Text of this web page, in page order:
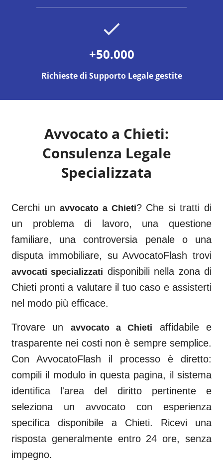
+50.000
Richieste di Supporto Legale gestite
Avvocato a Chieti:
Consulenza Legale
Specializzata
Cerchi un avvocato a Chieti? Che si tratti di
un problema di lavoro, una questione
familiare, una controversia penale o una
disputa immobiliare, su AvvocatoFlash trovi
avvocati specializzati disponibili nella zona di
Chieti pronti a valutare il tuo caso e assisterti
nel modo più efficace.
Trovare un avvocato aChieti
affidabile e
trasparente nei costi non è sempre semplice.
Con AvvocatoFlash il processo è diretto:
compili il modulo in questa pagina, il sistema
identifica l'area del diritto pertinente e
seleziona un avvocato con esperienza
specifica disponibile a Chieti. Ricevi una
risposta generalmente entro 24 ore, senza
impegno.